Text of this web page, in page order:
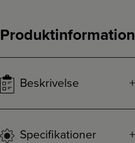
Produktinformation
Beskrivelse
Specifikationer